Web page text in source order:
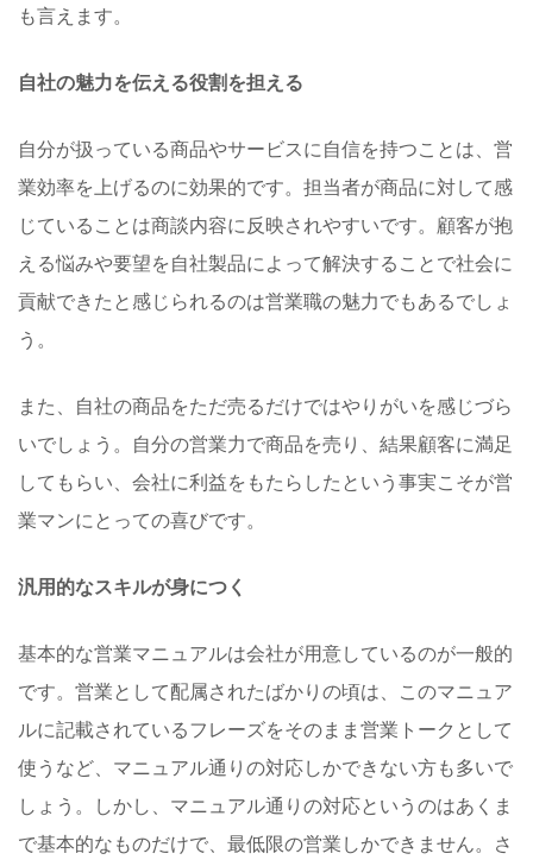
も言えます。
自社の魅力を伝える役割を担える
自分が扱っている商品やサービスに自信を持つことは、営
業効率を上げるのに効果的です。担当者が商品に対して感
じていることは商談内容に反映されやすいです。顧客が抱
える悩みや要望を自社製品によって解決することで社会に
貢献できたと感じられるのは営業職の魅力でもあるでしょ
う。
また、自社の商品をただ売るだけではやりがいを感じづら
いでしょう。自分の営業力で商品を売り、結果顧客に満足
してもらい、会社に利益をもたらしたという事実こそが営
業マンにとっての喜びです。
汎用的なスキルが身につく
基本的な営業マニュアルは会社が用意しているのが一般的
です。営業として配属されたばかりの頃は、このマニュア
ルに記載されているフレーズをそのまま営業トークとして
使うなど、マニュアル通りの対応しかできない方も多いで
しょう。しかし、マニュアル通りの対応というのはあくま
で基本的なものだけで、最低限の営業しかできません。さ